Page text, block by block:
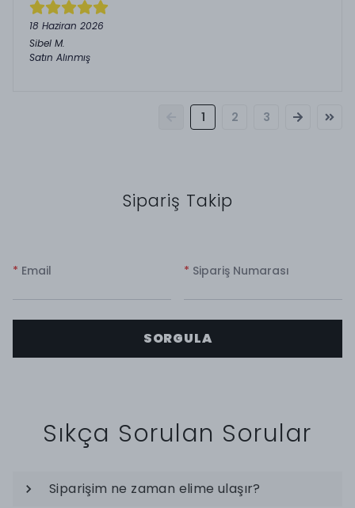
18 Haziran 2026
Sibel M.
Satın Alınmış
1 2 3
Sipariş Takip
* Email * Sipariş Numarası
SORGULA
Sıkça Sorulan Sorular
Siparişim ne zaman elime ulaşır?